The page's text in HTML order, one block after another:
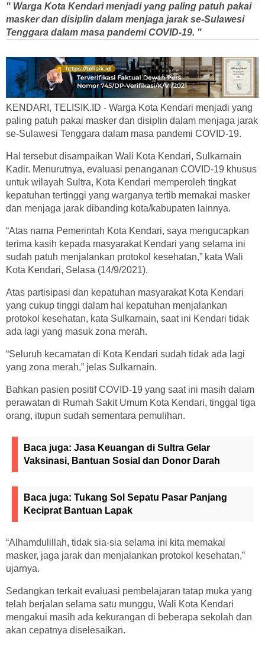
" Warga Kota Kendari menjadi yang paling patuh pakai
masker dan disiplin dalam menjaga jarak se-Sulawesi
Tenggara dalam masa pandemi COVID-19. "
KENDARI, TELISIK.ID - Warga Kota Kendari menjadi yang
paling patuh pakai masker dan disiplin dalam menjaga jarak
se-Sulawesi Tenggara dalam masa pandemi COVID-19.
Hal tersebut disampaikan Wali Kota Kendari, Sulkarnain
Kadir. Menurutnya, evaluasi penanganan COVID-19 khusus
untuk wilayah Sultra, Kota Kendari memperoleh tingkat
kepatuhan tertinggi yang warganya tertib memakai masker
dan menjaga jarak dibanding kota/kabupaten lainnya.
“Atas nama Pemerintah Kota Kendari, saya mengucapkan
terima kasih kepada masyarakat Kendari yang selama ini
sudah patuh menjalankan protokol kesehatan,” kata Wali
Kota Kendari, Selasa (14/9/2021).
Atas partisipasi dan kepatuhan masyarakat Kota Kendari
yang cukup tinggi dalam hal kepatuhan menjalankan
protokol kesehatan, kata Sulkarnain, saat ini Kendari tidak
ada lagi yang masuk zona merah.
“Seluruh kecamatan di Kota Kendari sudah tidak ada lagi
yang zona merah,” jelas Sulkarnain.
Bahkan pasien positif COVID-19 yang saat ini masih dalam
perawatan di Rumah Sakit Umum Kota Kendari, tinggal tiga
orang, itupun sudah sementara pemulihan.
Baca juga: Jasa Keuangan di Sultra Gelar
Vaksinasi, Bantuan Sosial dan Donor Darah
Baca juga: Tukang Sol Sepatu Pasar Panjang
Keciprat Bantuan Lapak
“Alhamdulillah, tidak sia-sia selama ini kita memakai
masker, jaga jarak dan menjalankan protokol kesehatan,”
ujarnya.
Sedangkan terkait evaluasi pembelajaran tatap muka yang
telah berjalan selama satu munggu, Wali Kota Kendari
mengakui masih ada kekurangan di beberapa sekolah dan
akan cepatnya diselesaikan.